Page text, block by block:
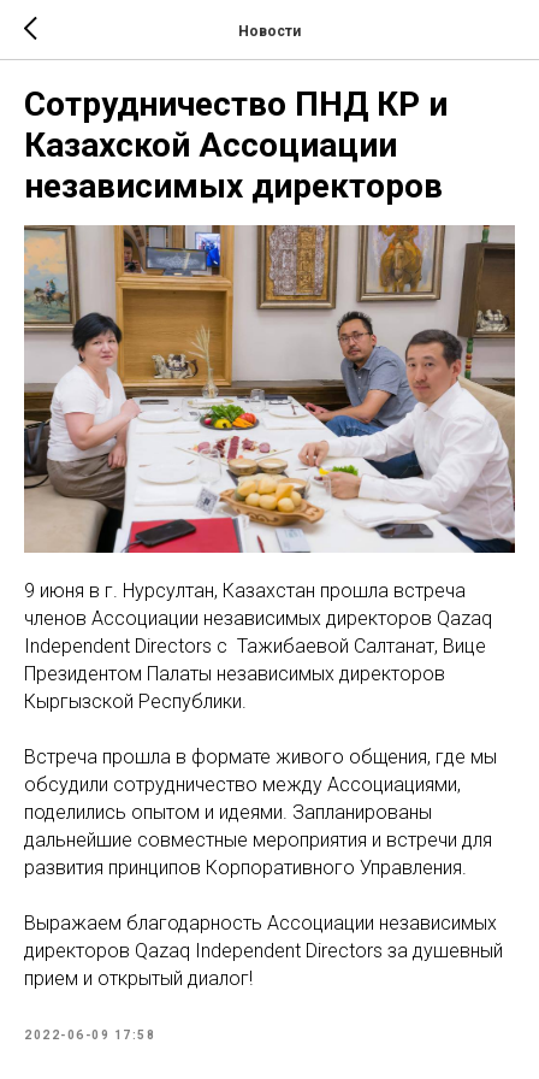
Новости
Сотрудничество ПНД КР и
Казахской Ассоциации
независимых директоров
9 июня в г. Нурсултан, Казахстан прошла встреча
членов Ассоциации независимых директоров Qazaq
Independent Directors с Тажибаевой Салтанат, Вице
Президентом Палаты независимых директоров
Кыргызской Республики.
Встреча прошла в формате живого общения, где мы
обсудили сотрудничество между Ассоциациями,
поделились опытом и идеями. Запланированы
дальнейшие совместные мероприятия и встречи для
развития принципов Корпоративного Управления.
Выражаем благодарность Ассоциации независимых
директоров Qazaq Independent Directors за душевный
прием и открытый диалог!
2022-06-09 17:58